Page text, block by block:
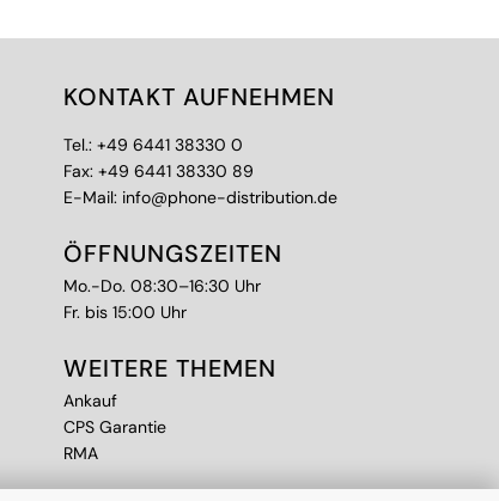
KONTAKT AUFNEHMEN
Tel.: +49 6441 38330 0
Fax: +49 6441 38330 89
E-Mail: info@phone-distribution.de
ÖFFNUNGSZEITEN
Mo.-Do. 08:30–16:30 Uhr
Fr. bis 15:00 Uhr
WEITERE THEMEN
Ankauf
CPS Garantie
RMA